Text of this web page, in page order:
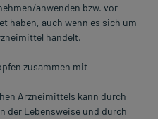
anwenden bzw. vor
haben, auch wenn es sich um
handelt.
zusammen mit
Arzneimittels kann durch
der Lebensweise und durch